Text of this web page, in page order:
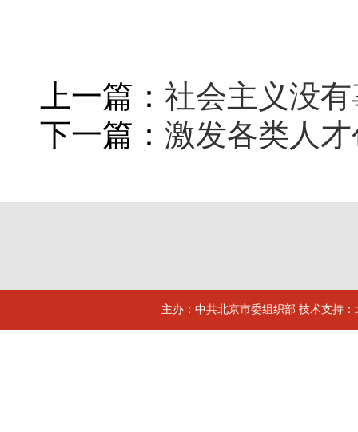
上一篇： 社会主义没
下一篇： 激发各类人
主办：中共北京市委组织部 技术支持